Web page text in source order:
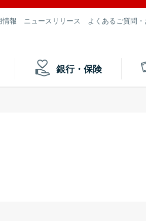
情報 ニュースリリース よくあるご質問
銀行・保険